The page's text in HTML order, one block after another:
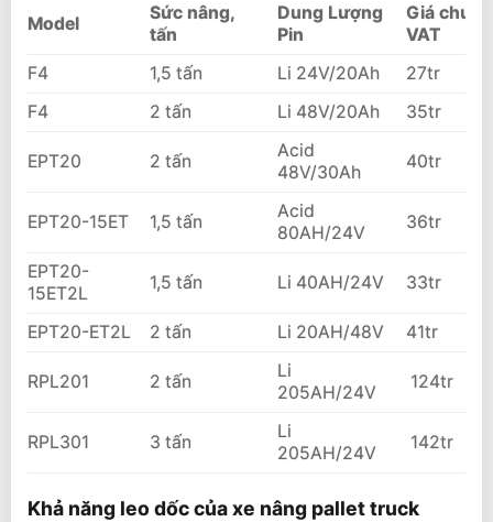
Model
Sức nâng,
tấn
Dung Lượng
Pin
Giá chưa
VAT
F4
1,5 tấn Li 24V/20Ah
27tr
F4
2 tấn Li 48V/20Ah 35tr
EPT20 2 tấn
Acid
48V/30Ah
40tr
EPT20-15ET 1,5 tấn
Acid
80AH/24V
36tr
EPT20-
15ET2L
1,5 tấn Li 40AH/24V 33tr
EPT20-ET2L 2 tấn Li 20AH/48V 41tr
RPL201 2 tấn
Li
205AH/24V
124tr
RPL301 3 tấn
Li
205AH/24V
142tr
Khả năng leo dốc của xe nâng pallet truck